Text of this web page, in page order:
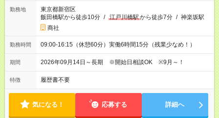
勤務地
東京都新宿区
飯田橋駅から徒歩10分 / 江戸川橋駅から徒歩7分 / 神楽坂駅
商社
勤務時間 09:00-16:15（休憩60分）実働6時間15分（残業少なめ！）
期間 2026年09月14日～長期 ※開始日相談OK ※9月～！
特徴 履歴書不要
気になる！ 応募する 詳細へ